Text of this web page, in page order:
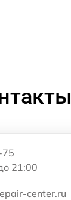
75
21:00
center.ru